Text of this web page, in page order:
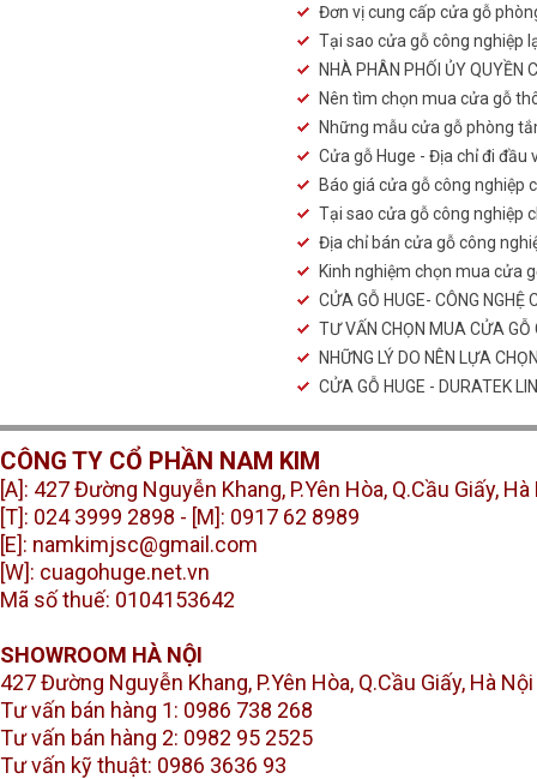
Đơn vị cung cấp cửa gỗ
Tại sao cửa gỗ công nghiệp
NHÀ PHÂN PHỐI ỦY QUYỀN
Nên tìm chọn mua cửa gỗ
Những mẫu cửa gỗ phòng
Cửa gỗ Huge - Địa chỉ đi đầu
Báo giá cửa gỗ công nghiệp
Tại sao cửa gỗ công nghiệp
Địa chỉ bán cửa gỗ công
Kinh nghiệm chọn mua cửa
CỬA GỖ HUGE- CÔNG NGHỆ
TƯ VẤN CHỌN MUA CỬA GỖ
NHỮNG LÝ DO NÊN LỰA
CỬA GỖ HUGE - DURATEK
CÔNG TY CỔ PHẦN NAM KIM
[A]: 427 Đường Nguyễn Khang, P.Yên Hòa, Q.Cầu Giấy, Hà
[T]: 024 3999 2898 - [M]: 0917 62 8989
[E]: namkimjsc@gmail.com
[W]: cuagohuge.net.vn
Mã số thuế: 0104153642
SHOWROOM HÀ NỘI
427 Đường Nguyễn Khang, P.Yên Hòa, Q.Cầu Giấy, Hà Nội
Tư vấn bán hàng 1: 0986 738 268
Tư vấn bán hàng 2: 0982 95 2525
Tư vấn kỹ thuật: 0986 3636 93